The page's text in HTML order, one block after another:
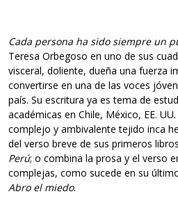
Cada persona ha sido siempre un
Teresa Orbegoso en uno de sus
visceral, doliente, dueña una fuerza
convertirse en una de las voces
país. Su escritura ya es tema de
académicas en Chile, México, EE.
complejo y ambivalente tejido inca
del verso breve de sus primeros
Perú; o combina la prosa y el verso
complejas, como sucede en su
Abro el miedo.